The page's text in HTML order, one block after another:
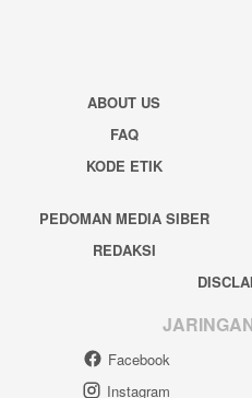
ABOUT US
FAQ
KODE ETIK
PEDOMAN MEDIA SIBER
REDAKSI
Facebook
Instagram